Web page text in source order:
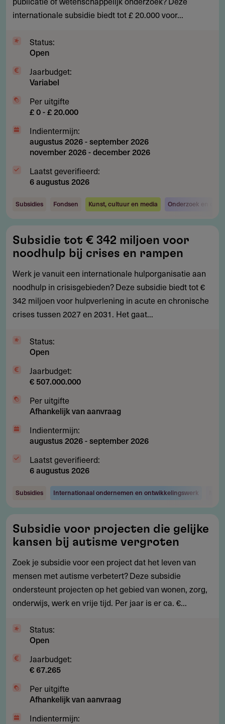
non-
internationale subsidie biedt tot £ 20.000 voor...
Status:
Open
Jaarbudget:
Variabel
Per uitgifte
£ 0 - £ 20.000
Indientermijn:
augustus 2026-september 2026
november 2026-december 2026
Laatst geverifieerd:
6 augustus 2026
Subsidies Fondsen Kunst, cultuur en media Onderzoek en
tot
€
342
miljoen
voor
noodhulp
crises
rampen
Subsidie tot € 342 miljoen voor
noodhulp bij crises en rampen
Werk je vanuit een internationale hulporganisatie aan
noodhulp in crisisgebieden? Deze subsidie biedt tot €
342 miljoen voor hulpverlening in acute en chronische
crises tussen 2027 en 2031. Het gaat...
Status:
Open
Jaarbudget:
€ 507.000.000
Per uitgifte
Afhankelijk van aanvraag
Indientermijn:
augustus 2026-september 2026
Laatst geverifieerd:
6 augustus 2026
Subsidies Internationaal ondernemen en ontwikkelingswerk
voor
projecten
die
gelijke
kansen
bij
vergroten
Subsidie voor projecten die gelijke
kansen bij autisme vergroten
Zoek je subsidie voor een project dat het leven van
mensen met autisme verbetert? Deze subsidie
ondersteunt projecten op het gebied van wonen, zorg,
onderwijs, werk en vrije tijd. Per jaar is er ca. €...
Status:
Open
Jaarbudget:
€ 67.265
Per uitgifte
Afhankelijk van aanvraag
Indientermijn: